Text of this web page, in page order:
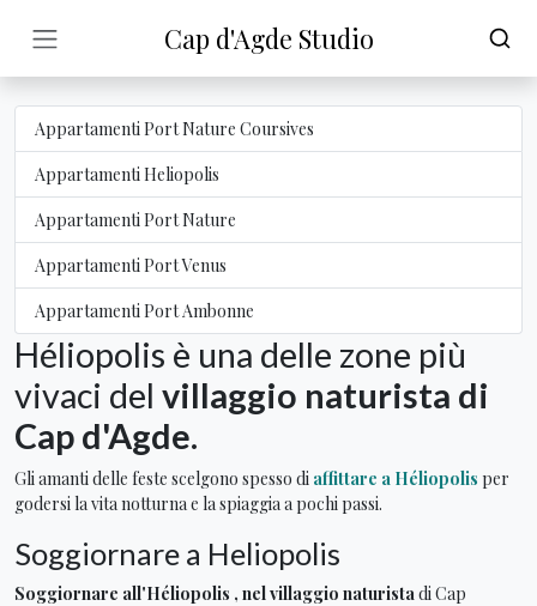
Cap d'Agde Studio
Appartamenti Port Nature Coursives
Appartamenti Heliopolis
Appartamenti Port Nature
Appartamenti Port Venus
Appartamenti Port Ambonne
Héliopolis è una delle zone più
vivaci del villaggio naturista di
Cap d'Agde.
Gli amanti delle feste scelgono spesso di affittare a Héliopolis per
godersi la vita notturna e la spiaggia a pochi passi.
Soggiornare a Heliopolis
Soggiornare all'Héliopolis , nel villaggio naturistadi Cap